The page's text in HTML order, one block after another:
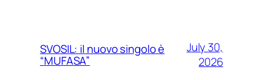
SVOSIL: il nuovo singolo è
“MUFASA”
July 30,
2026